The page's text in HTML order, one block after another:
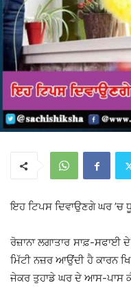
ਇਹ ਟਿਪਸ ਦਿਵਾਉਣਗੇ ਘਰ ’ਚ
ਰੋਜ਼ਾਨਾ ਲਗਾਤਾਰ ਸਾਫ਼-
ਮਿੱਟੀ ਨਜ਼ਰ ਆਉਂਦੀ ਹੈ ਕਾਰਨ
ਜੇਕਰ ਤੁਹਾਡੇ ਘਰ ਦੇ ਆਸ-ਪਾਸ